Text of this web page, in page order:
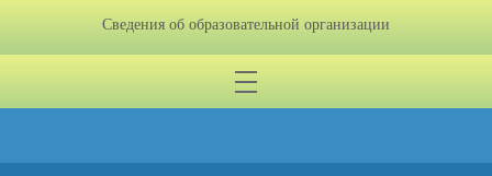
Сведения об образовательной организации